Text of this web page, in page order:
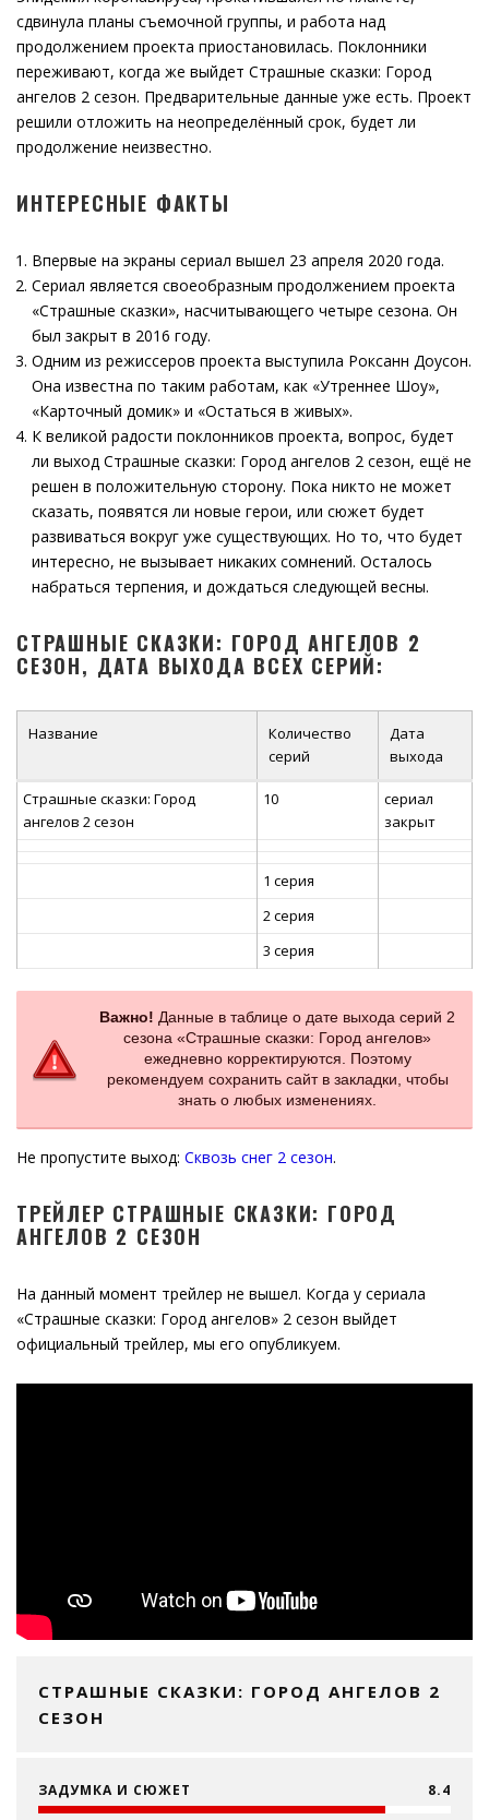
сдвинула планы съемочной группы, и работа над
продолжением проекта приостановилась. Поклонники
переживают, когда же выйдет Страшные сказки: Город
ангелов 2 сезон. Предварительные данные уже есть. Проект
решили отложить на неопределённый срок, будет ли
продолжение неизвестно.
ИНТЕРЕСНЫЕ ФАКТЫ
Впервые на экраны сериал вышел 23 апреля 2020 года.
Сериал является своеобразным продолжением проекта
«Страшные сказки», насчитывающего четыре сезона. Он
был закрыт в 2016 году.
Одним из режиссеров проекта выступила Роксанн Доусон.
Она известна по таким работам, как «Утреннее Шоу»,
«Карточный домик» и «Остаться в живых».
К великой радости поклонников проекта, вопрос, будет
ли выход Страшные сказки: Город ангелов 2 сезон, ещё не
решен в положительную сторону. Пока никто не может
сказать, появятся ли новые герои, или сюжет будет
развиваться вокруг уже существующих. Но то, что будет
интересно, не вызывает никаких сомнений. Осталось
набраться терпения, и дождаться следующей весны.
СТРАШНЫЕ СКАЗКИ: ГОРОД АНГЕЛОВ 2
СЕЗОН, ДАТА ВЫХОДА ВСЕХ СЕРИЙ:
Название
Количество
серий
Дата
выхода
Страшные сказки: Город
ангелов 2 сезон
10
сериал
закрыт
1 серия
2 серия
3 серия
Важно! Данные в таблице о дате выхода серий 2
сезона «Страшные сказки: Город ангелов»
ежедневно корректируются. Поэтому
рекомендуем сохранить сайт в закладки, чтобы
знать о любых изменениях.
Не пропустите выход: Сквозь снег 2 сезон.
ТРЕЙЛЕР СТРАШНЫЕ СКАЗКИ: ГОРОД
АНГЕЛОВ 2 СЕЗОН
На данный момент трейлер не вышел. Когда у сериала
«Страшные сказки: Город ангелов» 2 сезон выйдет
официальный трейлер, мы его опубликуем.
СТРАШНЫЕ СКАЗКИ: ГОРОД АНГЕЛОВ 2
СЕЗОН
ЗАДУМКА И СЮЖЕТ 8.4